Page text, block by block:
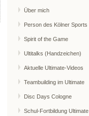
Über mich
Person des Kölner Sports
Spirit of the Game
Ultitalks (Handzeichen)
Aktuelle Ultimate-Videos
Teambuilding im Ultimate
Disc Days Cologne
Schul-Fortbildung Ultimate